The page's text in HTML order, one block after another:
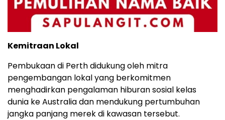
Kemitraan Lokal
Pembukaan di Perth didukung oleh mitra
pengembangan lokal yang berkomitmen
menghadirkan pengalaman hiburan sosial kelas
dunia ke Australia dan mendukung pertumbuhan
jangka panjang merek di kawasan tersebut.